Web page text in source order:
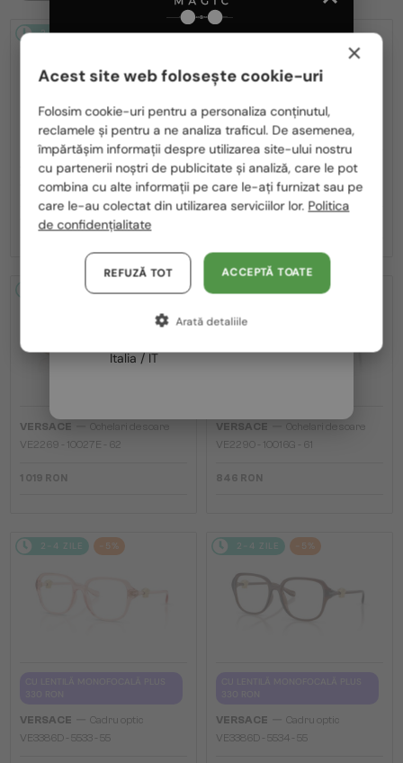
2-4 ZILE
VERSACE—Ochelari de soare
VE2269 - 143387 - 62
1 019 RON
2-4 ZILE
VERSACE—Ochelari de soare
VE2298 - 100180 - 58
VERSACE
Ochelari de soare
VE2269 - 10027E - 62
1 019 RON
VERSACE
Ochelari de soare
VE2290 - 10016G - 61
846 RON
2-4 ZILE -5%
VERSACE
Cadru optic
VE3386D - 5533 - 55
2-4 ZILE -5%
VERSACE
Cadru optic
VE3386D - 5534 - 55
România / RO
Polska / PL
Magyarország / HU
United Arab Emirates / EN
Austria / AT
Germania / DE
Franța / FR
Italia / IT
×
Acest site web folosește cookie-uri
Folosim cookie-uri pentru a personaliza conținutul,
reclamele și pentru a ne analiza traficul. De asemenea,
împărtășim informații despre utilizarea site-ului nostru
cu partenerii noștri de publicitate și analiză, care le pot
combina cu alte informații pe care le-ați furnizat sau pe
care le-au colectat din utilizarea serviciilor lor. Politica
de confidențialitate
ACCEPTĂ TOATE
REFUZĂ TOT
Arată detaliile